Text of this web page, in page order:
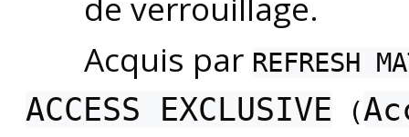
Acquis par REFRESH
ACCESS EXCLUSIVE (